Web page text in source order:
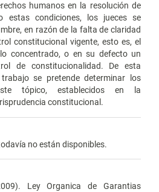
humanos en la resolución de
estas condiciones, los jueces se
en razón de la falta de claridad
constitucional vigente, esto es, el
concentrado, o en su defecto un
de constitucionalidad. De esta
se pretende determinar los
tópico, establecidos en la
constitucional.
no están disponibles.
Ley Organica de Garantias